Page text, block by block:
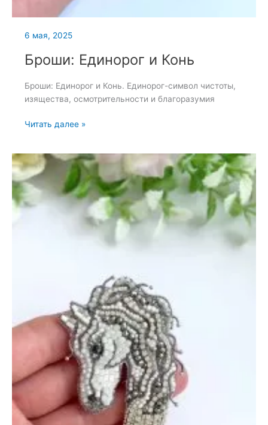
6 мая, 2025
Броши: Единорог и Конь
Броши: Единорог и Конь. Единорог-символ чистоты,
изящества, осмотрительности и благоразумия
Броши:
Конь
Читать далее »